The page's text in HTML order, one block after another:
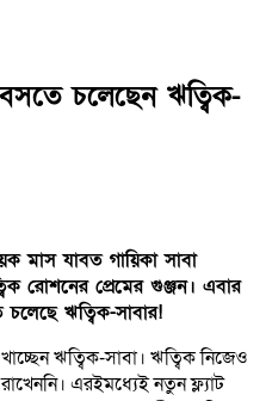
চলেছেন ঋত্বিক-
মাস যাবত গায়িকা সাবা
রোশনের প্রেমের গুঞ্জন। এবার
ঋত্বিক-সাবার!
ঋত্বিক-সাবা। ঋত্বিক নিজেও
এরইমধ্যেই নতুন ফ্ল্যাট